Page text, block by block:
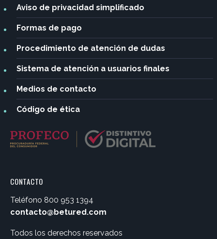
Aviso de privacidad simplificado
Formas de pago
Procedimiento de atención de dudas
Sistema de atención a usuarios finales
Medios de contacto
Código de ética
CONTACTO
Teléfono 800 953 1394
contacto@betured.com
Todos los derechos reservados